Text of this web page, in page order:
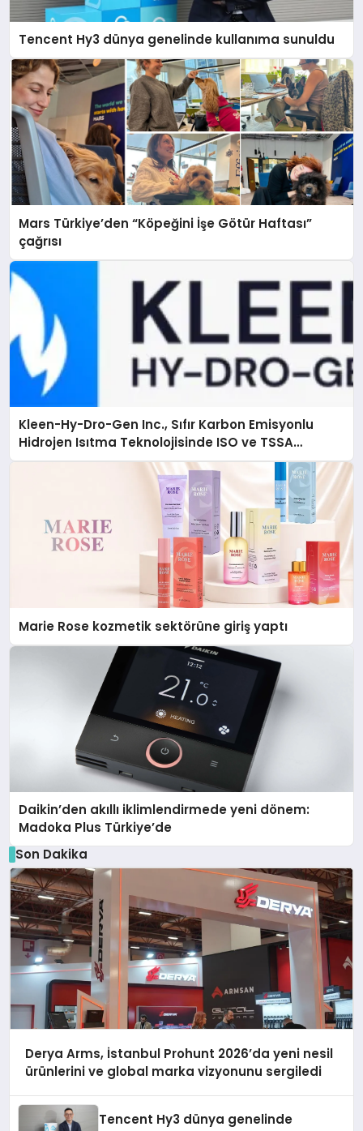
Tencent Hy3 dünya genelinde kullanıma sunuldu
Mars Türkiye’den “Köpeğini İşe Götür Haftası”
çağrısı
Kleen-Hy-Dro-Gen Inc., Sıfır Karbon Emisyonlu
Hidrojen Isıtma Teknolojisinde ISO ve TSSA
Düzenleyici Onaylarını Aldı
Marie Rose kozmetik sektörüne giriş yaptı
Daikin’den akıllı iklimlendirmede yeni dönem:
Madoka Plus Türkiye’de
Son Dakika
Derya Arms, İstanbul Prohunt 2026’da yeni nesil
ürünlerini ve global marka vizyonunu sergiledi
Tencent Hy3 dünya genelinde